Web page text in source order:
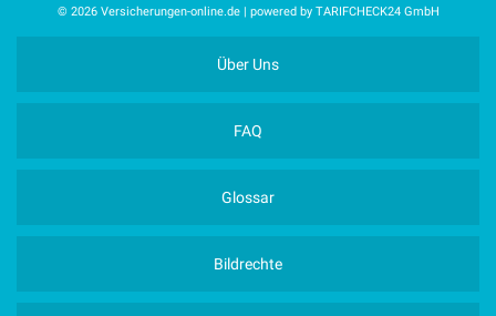
© 2026 Versicherungen-online.de | powered by TARIFCHECK24 GmbH
Über Uns
FAQ
Glossar
Bildrechte